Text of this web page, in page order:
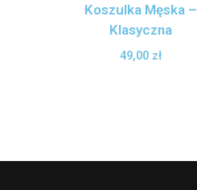
Koszulka Męska –
Klasyczna
49,00 zł